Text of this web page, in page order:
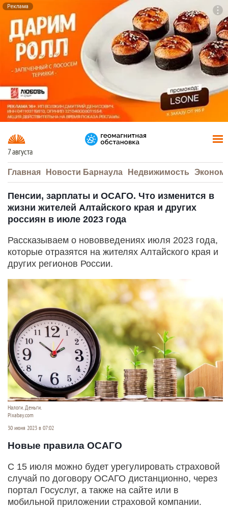
Реклама
7 августа
Главная Новости Барнаула Недвижимость
Пенсии, зарплаты и ОСАГО. Что изменится в
жизни жителей Алтайского края и других
россиян в июле 2023 года
Рассказываем о нововведениях июля 2023 года,
которые отразятся на жителях Алтайского края и
других регионов России.
Налоги. Деньги.
Pixabay.com
30 июня 2023 в 07:02
Новые правила ОСАГО
С 15 июля можно будет урегулировать страховой
случай по договору ОСАГО дистанционно, через
портал Госуслуг, а также на сайте или в
мобильной приложении страховой компании.